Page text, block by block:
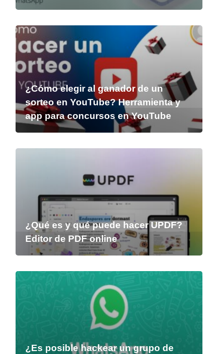
¿Cómo elegir al ganador de un
sorteo en YouTube? Herramienta y
app para concursos en YouTube
¿Qué es y qué puede hacer UPDF?
Editor de PDF online
¿Es posible hackear un grupo de